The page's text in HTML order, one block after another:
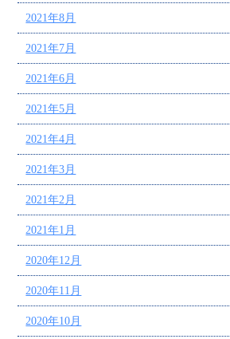
2021年8月
2021年7月
2021年6月
2021年5月
2021年4月
2021年3月
2021年2月
2021年1月
2020年12月
2020年11月
2020年10月